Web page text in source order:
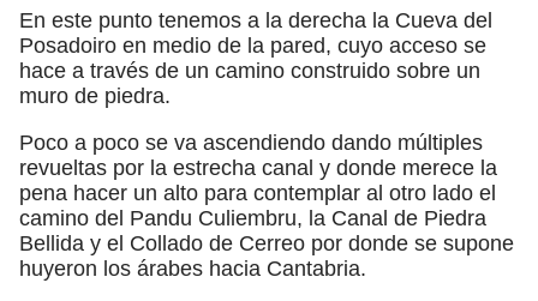
En este punto tenemos a la derecha la Cueva del
Posadoiro en medio de la pared, cuyo acceso se
hace a través de un camino construido sobre un
muro de piedra.
Poco a poco se va ascendiendo dando múltiples
revueltas por la estrecha canal y donde merece la
pena hacer un alto para contemplar al otro lado el
camino del Pandu Culiembru, la Canal de Piedra
Bellida y el Collado de Cerreo por donde se supone
huyeron los árabes hacia Cantabria.